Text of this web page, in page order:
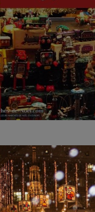
le long de Princes Street.
de Noël réussi !